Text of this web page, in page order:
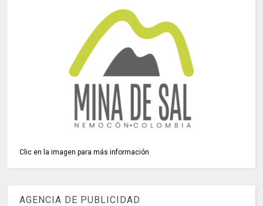
Clic en la imagen para más información
AGENCIA DE PUBLICIDAD